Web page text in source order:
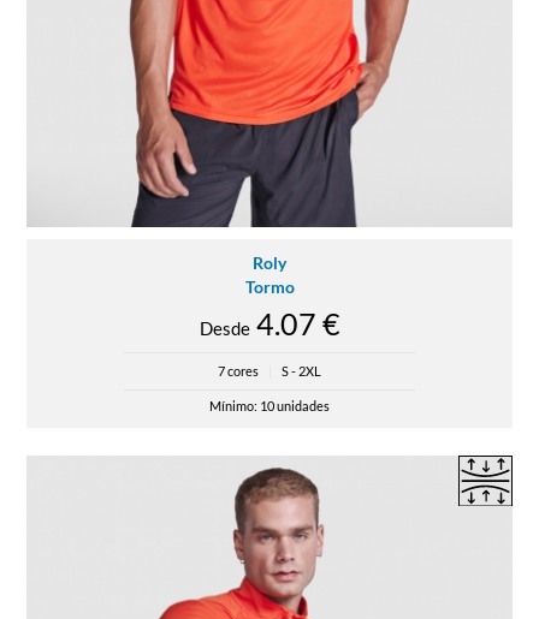
Roly
Tormo
Desde4.07 €
7 cores S - 2XL
Mínimo: 10 unidades